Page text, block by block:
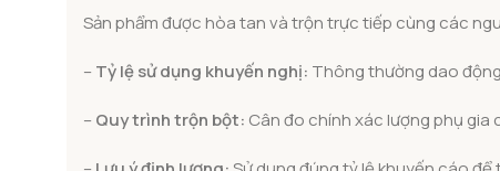
Sản phẩm được hòa tan và trộn trực tiếp cùng các
–Tỷ lệ sử dụng khuyến nghị: Thông thường dao
–Quy trình trộn bột: Cân đo chính xác lượng phụ